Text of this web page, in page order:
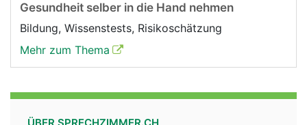
Gesundheit selber in die Hand nehmen
Bildung, Wissenstests, Risikoschätzung
Mehr zum Thema